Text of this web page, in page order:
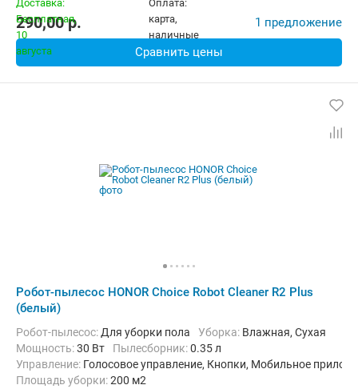
290,00p. 1 предложение
Сравнить цены
Робот-пылесос HONOR Choice Robot Cleaner R2 Plus
(белый)
Робот-пылесос: Для уборки пола Уборка: Влажная, Сухая
мощность:30 Вт пылесборник:0.35 л
Управление: Голосовое управление, Кнопки, Мобильное
Площадь уборки:200 м2